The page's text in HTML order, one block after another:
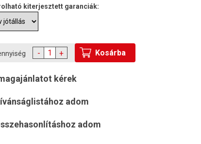
kiterjesztett garanciák:
- + Kosárba
kérek
adom
adom